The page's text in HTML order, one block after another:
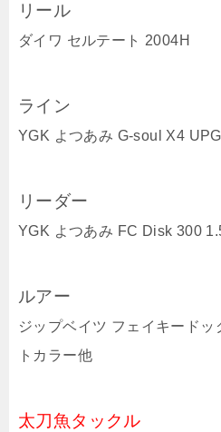
リール
ダイワ セルテート 2004H
ライン
YGK よつあみ G-soul X4
リーダー
YGK よつあみ FC Disk 300
ルアー
ジップベイツ フェイキード
トカラー他
太刀魚タックル